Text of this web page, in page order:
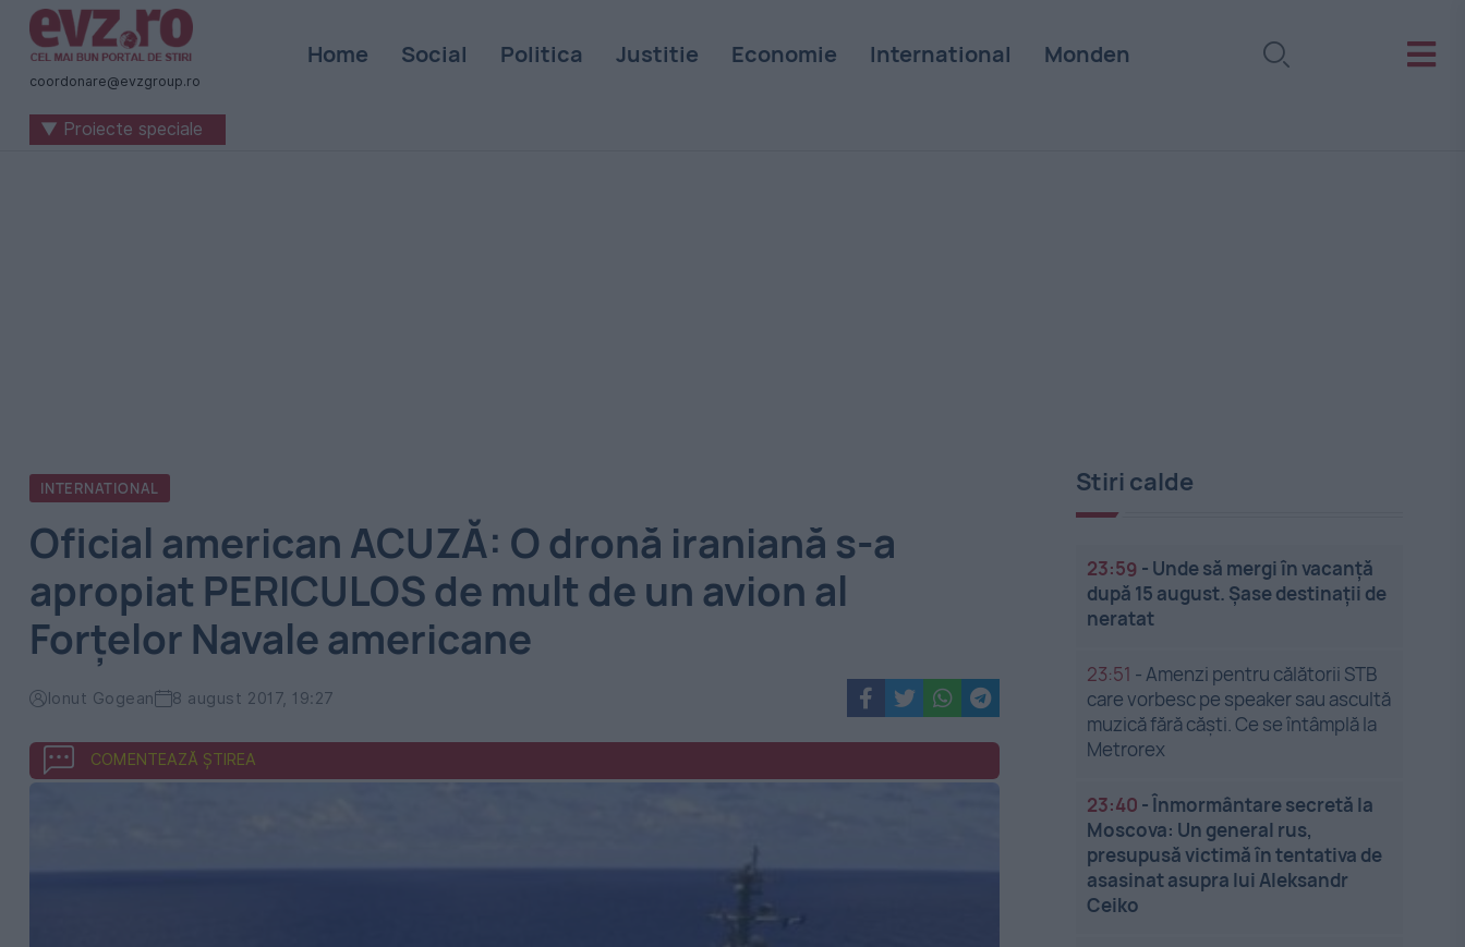
Știri
naționale
internaționale
coordonare@evzgroup.ro
Home Social Politica Justitie Economie International Monden
▼ Proiecte speciale
INTERNATIONAL
Oficial american ACUZĂ: O dronă iraniană s-a
apropiat PERICULOS de mult de un avion al
Forțelor Navale americane
Ionut Gogean 8 august 2017, 19:27
COMENTEAZĂ ȘTIREA
Stiri calde
23:59 - Unde să mergi în vacanță
după 15 august. Șase destinații de
neratat
23:51 -Amenzi pentru călătorii STB
care vorbesc pe speaker sau ascultă
muzică fără căști. Ce se întâmplă la
Metrorex
23:40 -Înmormântare secretă la
Moscova: Un general rus,
presupusă victimă în tentativa de
asasinat asupra lui Aleksandr
Ceiko